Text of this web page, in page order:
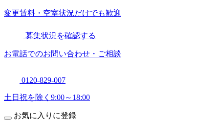
変更賃料・空室状況だけでも歓迎
募集状況を確認する
お電話でのお問い合わせ・ご相談
0120-829-007
土日祝を除く9:00～18:00
お気に入り に登録